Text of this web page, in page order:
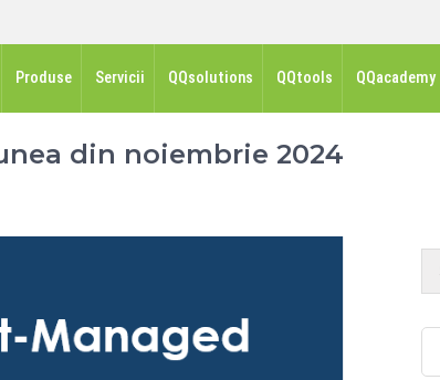
Produse Servicii QQsolutions QQtools QQacademy
din noiembrie 2024